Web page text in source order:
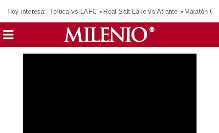
Hoy interesa: Toluca vs LAFC Real Salt Lake vs Atlante Maratón